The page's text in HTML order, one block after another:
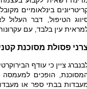
בינלאומיים
הטיפול, דבר
עין בלבד, עם
פסולת מסוכנת
ציין כי עודף
הופכים למעמסה
בבתי ספר או